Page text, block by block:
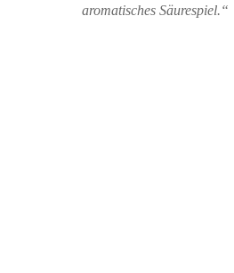
aromatisches Säurespiel.“